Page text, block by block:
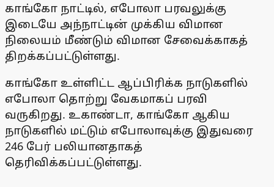
காங்கோ நாட்டில், எபோலா பரவலுக்கு
இடையே அந்நாட்டின் முக்கிய விமான
நிலையம் மீண்டும் விமான சேவைக்காகத்
திறக்கப்பட்டுள்ளது.
காங்கோ உள்ளிட்ட ஆப்பிரிக்க நாடுகளில்
எபோலா தொற்று வேகமாகப் பரவி
வருகிறது. உகாண்டா, காங்கோ ஆகிய
நாடுகளில் மட்டும் எபோலாவுக்கு இதுவரை
246 பேர் பலியானதாகத்
தெரிவிக்கப்பட்டுள்ளது.